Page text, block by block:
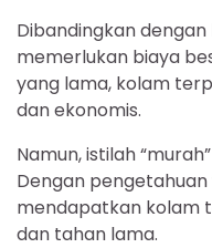
Dibandingkan
memerlukan biaya
yang lama, kolam
dan ekonomis.
Namun, istilah
Dengan
mendapatkan kolam
dan tahan lama.